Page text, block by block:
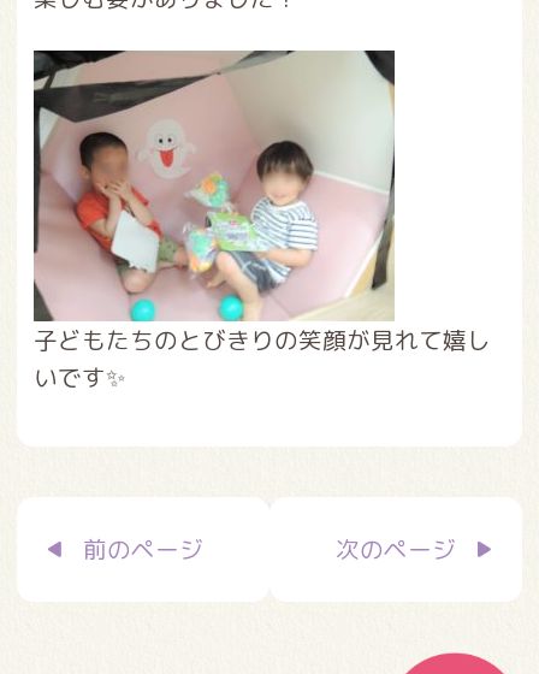
子どもたちのとびきりの笑顔が見れて嬉し
いです✨
ナ
前のページ 次のページ